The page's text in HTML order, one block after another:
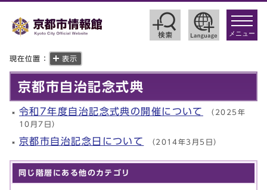
toggle
メニュー
現在位置： 表示
京都市自治記念式典
令和7年度自治記念式典の開催について （2025年
10月7日）
京都市自治記念日について （2014年3月5日）
同じ階層にある他のカテゴリ